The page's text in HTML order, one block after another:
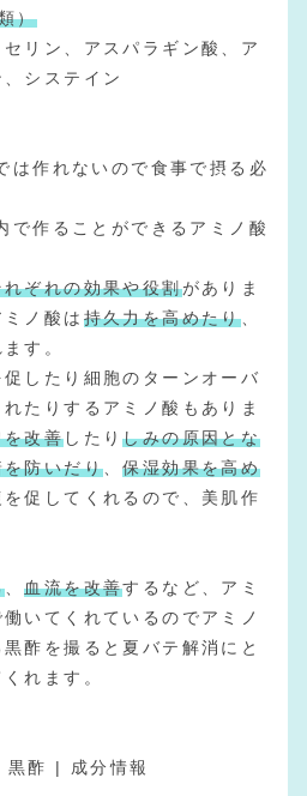
）
リン、アスパラギン酸、ア
システイン
は作れないので食事で摂る必
で作ることができるアミノ酸
ぞれの効果や役割がありま
ノ酸は 持久力を高めたり、
す。
したり細胞のターンオーバ
たりするアミノ酸もありま
を改善したりしみの原因とな
防いだり 、保湿効果を高め
促してくれるので、美肌作
、血流を改善するなど、アミ
いてくれているのでアミノ
酢を撮ると夏バテ解消にと
れます。
黒酢 | 成分情報